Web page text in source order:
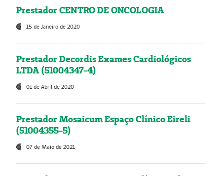
Prestador CENTRO DE ONCOLOGIA
15 de Janeiro de 2020
Prestador Decordis Exames Cardiológicos
LTDA (51004347-4)
01 de Abril de 2020
Prestador Mosaicum Espaço Clínico Eireli
(51004355-5)
07 de Maio de 2021